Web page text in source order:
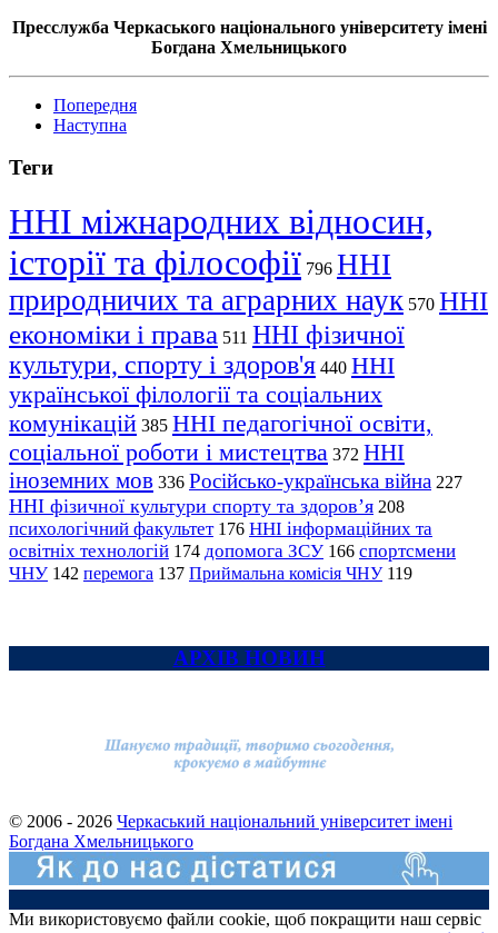
Пресслужба Черкаського національного університету імені
Богдана Хмельницького
Попередня
Наступна
Теги
ННІ міжнародних відносин,
історії та філософії 796 ННІ
природничих та аграрних наук 570 ННІ
економіки і права 511 ННІ фізичної
культури, спорту і здоров'я 440 ННІ
української філології та соціальних
комунікацій 385 ННІ педагогічної освіти,
соціальної роботи і мистецтва 372 ННІ
іноземних мов 336 Російсько-українська війна 227
ННІ фізичної культури спорту та здоров’я 208
психологічний факультет 176 ННІ інформаційних та
освітніх технологій 174 допомога ЗСУ 166 спортсмени
ЧНУ 142 перемога 137 Приймальна комісія ЧНУ 119
АРХІВ НОВИН
© 2006 - 2026 Черкаський національний університет імені
Богдана Хмельницького
Ми використовуємо файли cookie, щоб покращити наш сервіс